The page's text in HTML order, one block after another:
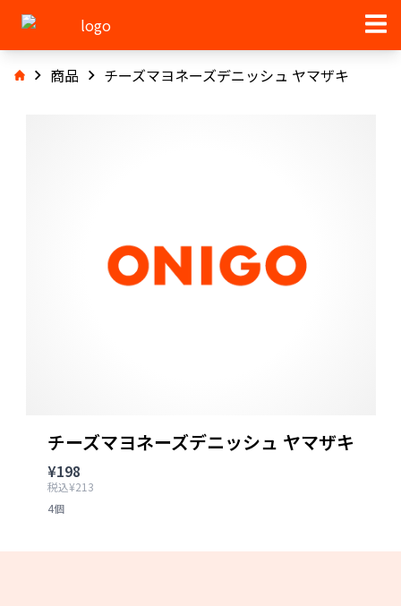
商品 チーズマヨネーズデニッシュ ヤマザキ
チーズマヨネーズデニッシュ ヤマザキ
¥198
税込¥213
4個